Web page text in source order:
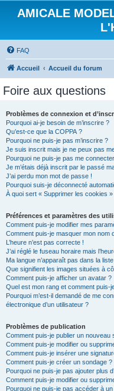
AMICALE
FAQ
Accueil Accueil du forum
Foire aux questions
Problèmes de connexion et
Pourquoi ai-je besoin de m’inscrire ?
Qu’est-ce que la COPPA ?
Pourquoi ne puis-je pas m’inscrire ?
Je suis inscrit mais je ne peux pas
Pourquoi ne puis-je pas me
Je m’étais déjà inscrit par le passé
J’ai perdu mon mot de passe !
Pourquoi suis-je déconnecté
À quoi sert « Supprimer les cookies »
Préférences et paramètres des
Comment puis-je modifier mes
Comment puis-je masquer mon nom
L’heure n’est pas correcte !
J’ai réglé le fuseau horaire mais
Ma langue n’apparaît pas dans la liste
Que signifient les images situées à
Comment puis-je afficher un avatar ?
Quel est mon rang et comment puis-
Pourquoi m’est-il demandé de me
électronique d’un utilisateur ?
Problèmes de publication
Comment puis-je publier un nouveau
Comment puis-je modifier ou
Comment puis-je insérer une
Comment puis-je créer un sondage ?
Pourquoi ne puis-je pas ajouter plus
Comment puis-je modifier ou
Pourquoi ne puis-je pas accéder à